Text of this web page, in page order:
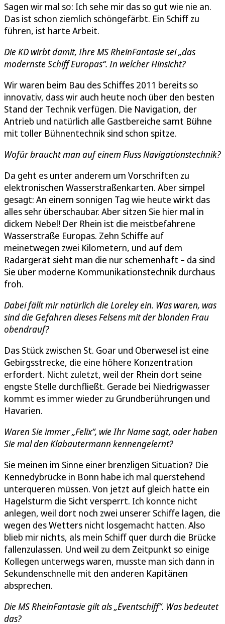
Sagen wir mal so: Ich sehe mir das so gut wie nie an.
Das ist schon ziemlich schöngefärbt. Ein Schiff zu
führen, ist harte Arbeit.
Die KD wirbt damit, Ihre MS RheinFantasie sei „das
modernste Schiff Europas“. In welcher Hinsicht?
Wir waren beim Bau des Schiffes 2011 bereits so
innovativ, dass wir auch heute noch über den besten
Stand der Technik verfügen. Die Navigation, der
Antrieb und natürlich alle Gastbereiche samt Bühne
mit toller Bühnentechnik sind schon spitze.
Wofür braucht man auf einem Fluss Navigationstechnik?
Da geht es unter anderem um Vorschriften zu
elektronischen Wasserstraßenkarten. Aber simpel
gesagt: An einem sonnigen Tag wie heute wirkt das
alles sehr überschaubar. Aber sitzen Sie hier mal in
dickem Nebel! Der Rhein ist die meistbefahrene
Wasserstraße Europas. Zehn Schiffe auf
meinetwegen zwei Kilometern, und auf dem
Radargerät sieht man die nur schemenhaft – da sind
Sie über moderne Kommunikationstechnik durchaus
froh.
Dabei fällt mir natürlich die Loreley ein. Was waren, was
sind die Gefahren dieses Felsens mit der blonden Frau
obendrauf?
Das Stück zwischen St. Goar und Oberwesel ist eine
Gebirgsstrecke, die eine höhere Konzentration
erfordert. Nicht zuletzt, weil der Rhein dort seine
engste Stelle durchfließt. Gerade bei Niedrigwasser
kommt es immer wieder zu Grundberührungen und
Havarien.
Waren Sie immer „Felix“, wie Ihr Name sagt, oder haben
Sie mal den Klabautermann kennengelernt?
Sie meinen im Sinne einer brenzligen Situation? Die
Kennedybrücke in Bonn habe ich mal querstehend
unterqueren müssen. Von jetzt auf gleich hatte ein
Hagelsturm die Sicht versperrt. Ich konnte nicht
anlegen, weil dort noch zwei unserer Schiffe lagen, die
wegen des Wetters nicht losgemacht hatten. Also
blieb mir nichts, als mein Schiff quer durch die Brücke
fallenzulassen. Und weil zu dem Zeitpunkt so einige
Kollegen unterwegs waren, musste man sich dann in
Sekundenschnelle mit den anderen Kapitänen
absprechen.
Die MS RheinFantasie gilt als „Eventschiff“. Was bedeutet
das?